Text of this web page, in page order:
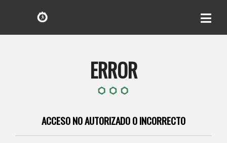
ERROR
ACCESO NO AUTORIZADO O INCORRECTO